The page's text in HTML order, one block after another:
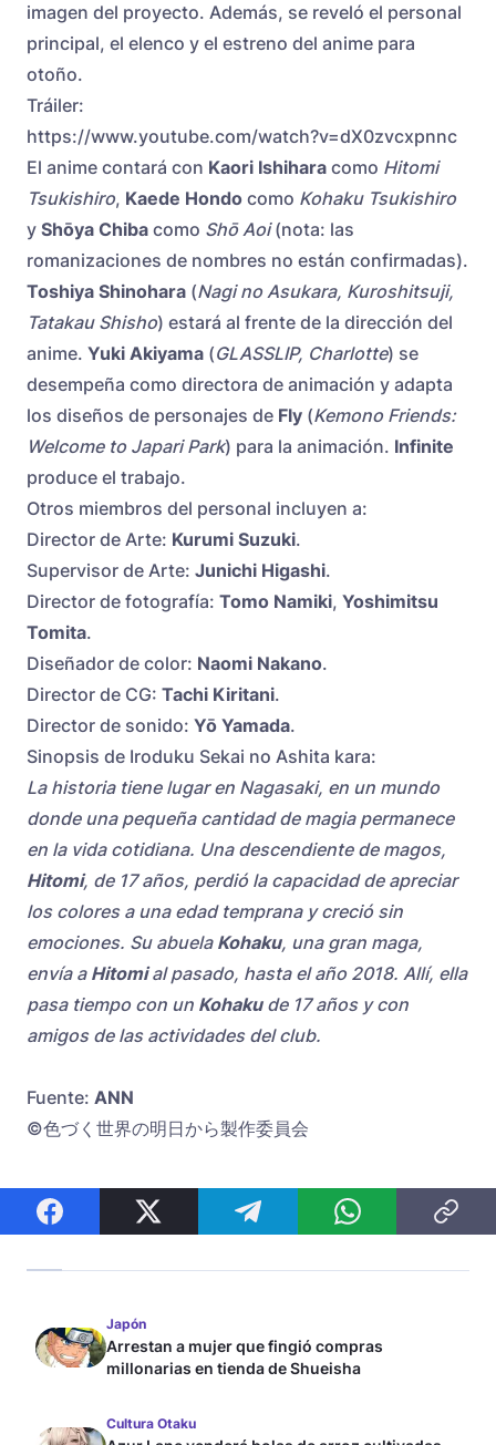
imagen del proyecto. Además, se reveló el personal
principal, el elenco y el estreno del anime para
otoño.
Tráiler:
https://www.youtube.com/watch?v=dX0zvcxpnnc
El anime contará con Kaori Ishihara como Hitomi
Tsukishiro, Kaede Hondo como Kohaku Tsukishiro
y Shōya Chiba como Shō Aoi(nota: las
romanizaciones de nombres no están confirmadas).
Toshiya Shinohara (Nagi no Asukara, Kuroshitsuji,
Tatakau Shisho) estará al frente de la dirección del
anime. Yuki Akiyama (GLASSLIP, Charlotte) se
desempeña como directora de animación y adapta
los diseños de personajes de Fly (Kemono Friends:
Welcome to Japari Park) para la animación. Infinite
produce el trabajo.
Otros miembros del personal incluyen a:
Director de Arte: Kurumi Suzuki.
Supervisor de Arte: Junichi Higashi.
Director de fotografía: Tomo Namiki, Yoshimitsu
Tomita.
Diseñador de color: Naomi Nakano.
Director de CG: Tachi Kiritani.
Director de sonido: Yō Yamada.
Sinopsis de Iroduku Sekai no Ashita kara:
La historia tiene lugar en Nagasaki, en un mundo
donde una pequeña cantidad de magia permanece
en la vida cotidiana. Una descendiente de magos,
Hitomi, de 17 años, perdió la capacidad de apreciar
los colores a una edad temprana y creció sin
emociones. Su abuela Kohaku, una gran maga,
envía a Hitomial pasado, hasta el año 2018. Allí, ella
pasa tiempo con un Kohakude 17 años y con
amigos de las actividades del club.
Fuente: ANN
©色づく世界の明日から製作委員会
Japón
Arrestan a mujer que fingió compras
millonarias en tienda de Shueisha
Cultura Otaku